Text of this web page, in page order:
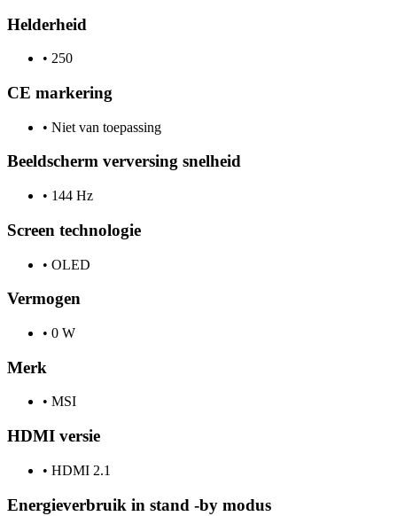
Helderheid
• 250
CE markering
• Niet van toepassing
Beeldscherm verversing snelheid
• 144 Hz
Screen technologie
• OLED
Vermogen
• 0 W
Merk
• MSI
HDMI versie
• HDMI 2.1
Energieverbruik in stand -by modus